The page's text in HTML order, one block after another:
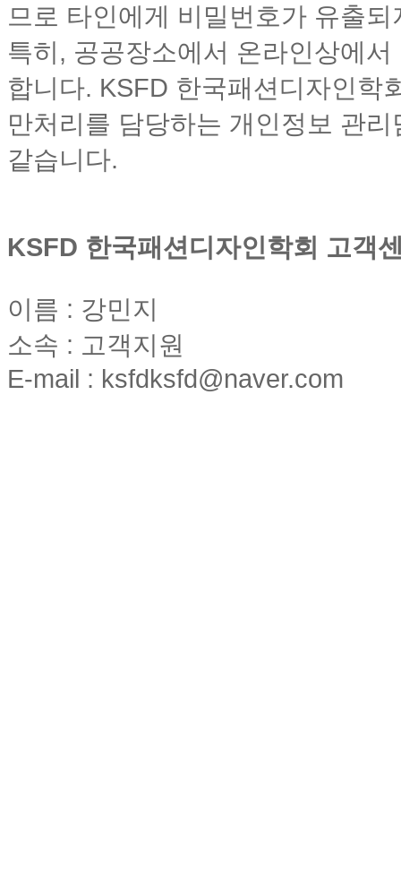
므로 타인에게 비밀번호가 유출
특히, 공공장소에서 온라인상에
합니다. KSFD 한국패션디자인학
만처리를 담당하는 개인정보 관
같습니다.
KSFD 한국패션디자인학회 고객
이름 : 강민지
소속 : 고객지원
E-mail : ksfdksfd@naver.com